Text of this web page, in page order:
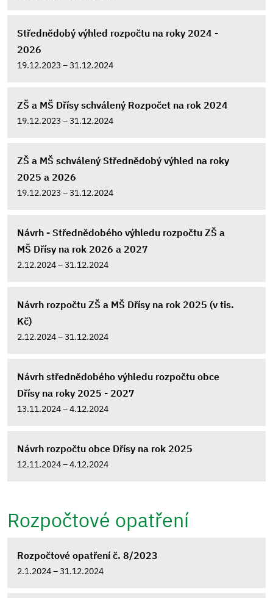
Střednědobý výhled rozpočtu na roky 2024 -
2026
19.12.2023 – 31.12.2024
ZŠ a MŠ Dřísy schválený Rozpočet na rok 2024
19.12.2023 – 31.12.2024
ZŠ a MŠ schválený Střednědobý výhled na roky
2025 a 2026
19.12.2023 – 31.12.2024
Návrh - Střednědobého výhledu rozpočtu ZŠ a
MŠ Dřísy na rok 2026 a 2027
2.12.2024 – 31.12.2024
Návrh rozpočtu ZŠ a MŠ Dřísy na rok 2025 (v tis.
Kč)
2.12.2024 – 31.12.2024
Návrh střednědobého výhledu rozpočtu obce
Dřísy na roky 2025 - 2027
13.11.2024 – 4.12.2024
Návrh rozpočtu obce Dřísy na rok 2025
12.11.2024 – 4.12.2024
Rozpočtové opatření
Rozpočtové opatření č. 8/2023
2.1.2024 – 31.12.2024